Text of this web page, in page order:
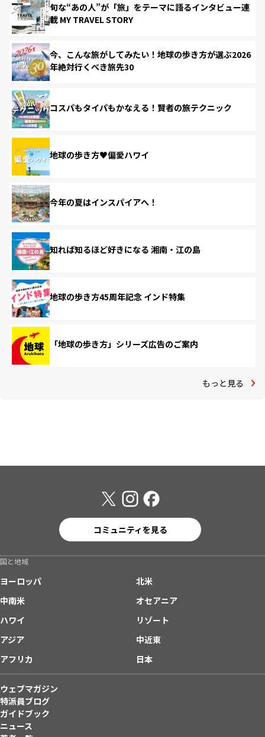
旬な“あの人”が「旅」をテーマに語るインタビュー連
載 MY TRAVEL STORY
今、こんな旅がしてみたい！地球の歩き方が選ぶ2026
年絶対行くべき旅先30
コスパもタイパもかなえる！賢者の旅テクニック
地球の歩き方♥偏愛ハワイ
今年の夏はインスパイアへ！
知れば知るほど好きになる 湘南・江の島
地球の歩き方45周年記念 インド特集
「地球の歩き方」シリーズ広告のご案内
もっと見る
コミュニティを見る
国と地域
ヨーロッパ
北米
中南米
オセアニア
ハワイ
リゾート
アジア
中近東
アフリカ
日本
ウェブマガジン
特派員ブログ
ガイドブック
ニュース